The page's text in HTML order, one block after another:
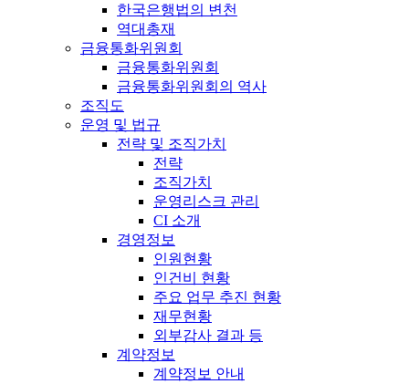
한국은행법의 변천
역대총재
금융통화위원회
금융통화위원회
금융통화위원회의 역사
조직도
운영 및 법규
전략 및 조직가치
전략
조직가치
운영리스크 관리
CI 소개
경영정보
인원현황
인건비 현황
주요 업무 추진 현황
재무현황
외부감사 결과 등
계약정보
계약정보 안내